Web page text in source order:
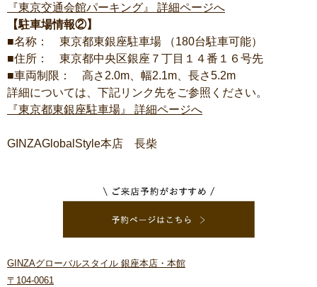
『東京交通会館パーキング』 詳細ページへ
【駐車場情報②】
■名称： 東京都東銀座駐車場 （180台駐車可能）
■住所： 東京都中央区銀座７丁目１４番１６号先
■車両制限： 高さ2.0m、幅2.1m、長さ5.2m
詳細については、下記リンク先をご参照ください。
『東京都東銀座駐車場』 詳細ページへ
GINZAGlobalStyle本店 長柴
GINZAグローバルスタイル 銀座本店・本館
〒104-0061